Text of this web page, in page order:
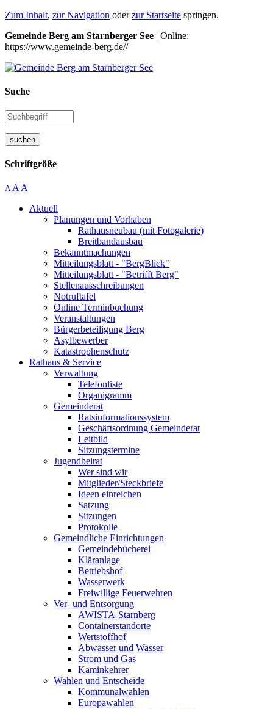
Zum Inhalt, zur Navigation oderzur Startseite springen.
Gemeinde Berg am Starnberger See | Online:
https://www.gemeinde-berg.de//
Suche
suchen
Schriftgröße
A A A
Aktuell
Planungen und Vorhaben
Rathausneubau (mit Fotogalerie)
Breitbandausbau
Bekanntmachungen
Mitteilungsblatt - "BergBlick"
Mitteilungsblatt - "Betrifft Berg"
Stellenausschreibungen
Notruftafel
Online Terminbuchung
Veranstaltungen
Bürgerbeteiligung Berg
Asylbewerber
Katastrophenschutz
Rathaus & Service
Verwaltung
Telefonliste
Organigramm
Gemeinderat
Ratsinformationssystem
Geschäftsordnung Gemeinderat
Leitbild
Sitzungstermine
Jugendbeirat
Wer sind wir
Mitglieder/Steckbriefe
Ideen einreichen
Satzung
Sitzungen
Protokolle
Gemeindliche Einrichtungen
Gemeindebücherei
Kläranlage
Betriebshof
Wasserwerk
Freiwillige Feuerwehren
Ver- und Entsorgung
AWISTA-Starnberg
Containerstandorte
Wertstoffhof
Abwasser und Wasser
Strom und Gas
Kaminkehrer
Wahlen und Entscheide
Kommunalwahlen
Europawahlen